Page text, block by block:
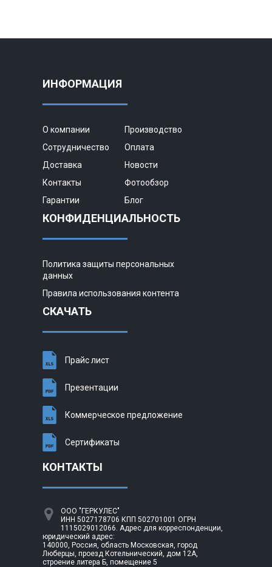
ИНФОРМАЦИЯ
О компании
Производство
Сотрудничество
Оплата
Доставка
Новости
Контакты
Фотообзор
Гарантии
Блог
КОНФИДЕНЦИАЛЬНОСТЬ
Политика защиты персональных
данных
Правила использования контента
СКАЧАТЬ
Прайс лист
Презентации
Коммерческое предложение
Сертификаты
КОНТАКТЫ
ООО "ГЕРКУЛЕС"
ИНН 5027178706 КПП 502701001 ОГРН
1115029012066. Адрес для корреспонденции,
юридический адрес:
140000, Россия, область Московская, город
Люберцы, проезд Котельнический, дом 12А,
строение литера Б, помещение 5